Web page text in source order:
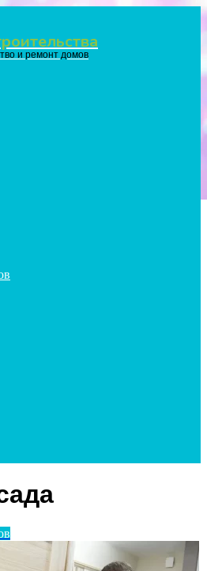
и ремонт домов